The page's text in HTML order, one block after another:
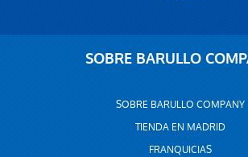
SOBRE BARULLO
SOBRE BARULLO COMPANY
TIENDA EN MADRID
FRANQUICIAS